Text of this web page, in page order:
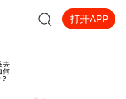
打开APP